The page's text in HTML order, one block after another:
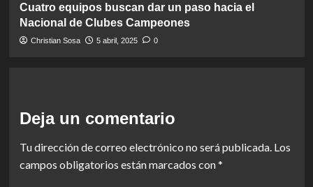
Cuatro equipos buscan dar un paso hacia el
Nacional de Clubes Campeones
Christian Sosa 5 abril, 2025 0
Deja un comentario
Tu dirección de correo electrónico no será publicada. Los
campos obligatorios están marcados con*